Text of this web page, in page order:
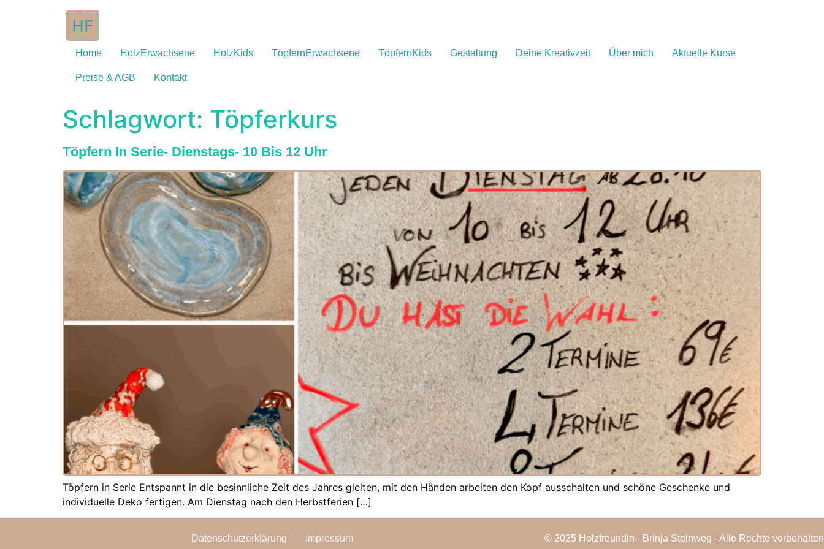
Home HolzErwachsene HolzKids TöpfernErwachsene TöpfernKids Gestaltung Deine Kreativzeit Über mich Aktuelle Kurse
Preise & AGB Kontakt
Schlagwort: Töpferkurs
Töpfern In Serie- Dienstags- 10 Bis 12 Uhr
Töpfern in Serie Entspannt in die besinnliche Zeit des Jahres gleiten, mit den Händen arbeiten den Kopf ausschalten und schöne Geschenke und
individuelle Deko fertigen. Am Dienstag nach den Herbstferien […]
Datenschutzerklärung Impressum © 2025 Holzfreundin - Brinja Steinweg - Alle Rechte vorbehalten